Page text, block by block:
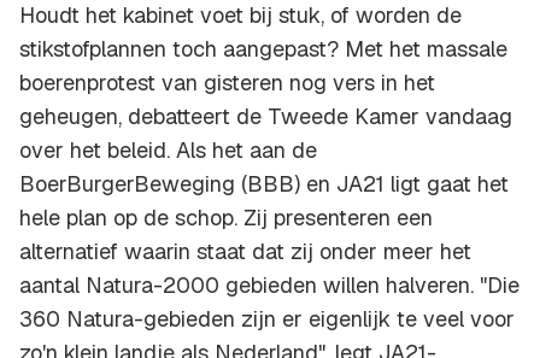
Houdt het kabinet voet bij stuk, of worden de
stikstofplannen toch aangepast? Met het massale
boerenprotest van gisteren nog vers in het
geheugen, debatteert de Tweede Kamer vandaag
over het beleid. Als het aan de
BoerBurgerBeweging (BBB) en JA21 ligt gaat het
hele plan op de schop. Zij presenteren een
alternatief waarin staat dat zij onder meer het
aantal Natura-2000 gebieden willen halveren. "Die
360 Natura-gebieden zijn er eigenlijk te veel voor